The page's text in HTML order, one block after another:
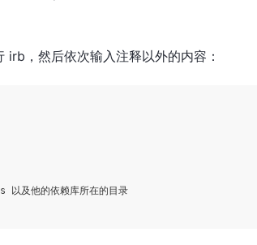
，然后依次输入注释以外的内容：
以及他的依赖库所在的目录